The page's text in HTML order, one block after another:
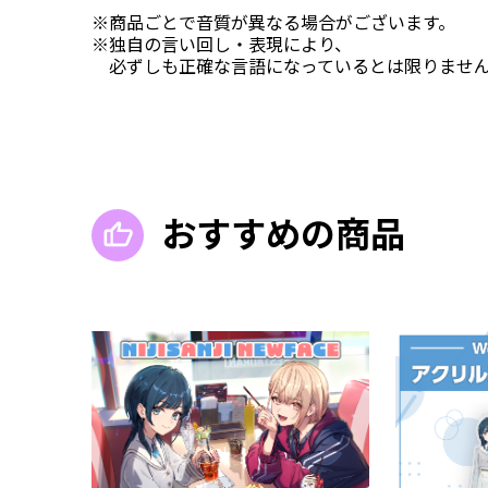
※商品ごとで音質が異なる場合がございます。
※独自の言い回し・表現により、
必ずしも正確な言語になっているとは限りませ
おすすめの商品